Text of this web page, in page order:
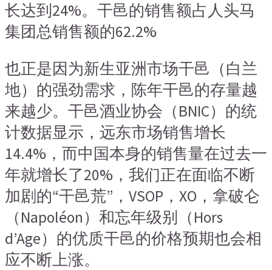
长达到24%。干邑的销售额占人头马
集团总销售额的62.2%
也正是因为新生亚洲市场干邑（白兰
地）的强劲需求，陈年干邑的存量越
来越少。干邑酒业协会（BNIC）的统
计数据显示，远东市场销售增长
14.4%，而中国本身的销售量在过去一
年就增长了20%，我们正在面临不断
加剧的“干邑荒”，VSOP，XO，拿破仑
（Napoléon）和忘年级别（Hors
d’Age）的优质干邑的价格预期也会相
应不断上涨。